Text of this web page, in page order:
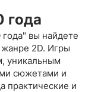
года
вы найдете
2D. Игры
уникальным
сюжетами и
практические и